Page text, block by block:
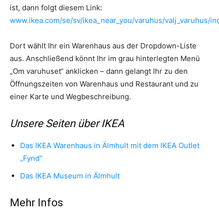
ist, dann folgt diesem Link:
www.ikea.com/se/sv/ikea_near_you/varuhus/valj_varuhus/
Dort wählt Ihr ein Warenhaus aus der Dropdown-Liste
aus. Anschließend könnt Ihr im grau hinterlegten Menü
„Om varuhuset“ anklicken – dann gelangt Ihr zu den
Öffnungszeiten von Warenhaus und Restaurant und zu
einer Karte und Wegbeschreibung.
Unsere Seiten über IKEA
Das IKEA Warenhaus in Älmhult mit dem IKEA Outlet
„Fynd“
Das IKEA Museum in Älmhult
Mehr Infos